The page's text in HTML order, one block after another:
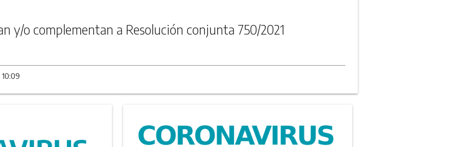
y/o complementan a Resolución conjunta 750/2021